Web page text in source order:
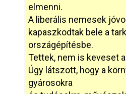
elmenni.
A liberális nemesek
kapaszkodtak bele a
országépítésbe.
Tettek, nem is keveset
Úgy látszott, hogy a
gyárosokra